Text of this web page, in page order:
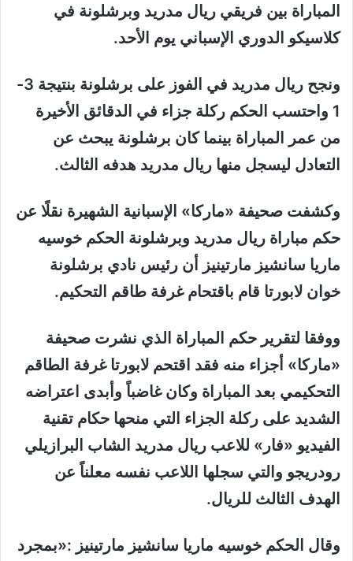
المباراة بين فريقي ريال مدريد وبرشلونة في
كلاسيكو الدوري الإسباني يوم الأحد.
ونجح ريال مدريد في الفوز على برشلونة بنتيجة 3-
1 واحتسب الحكم ركلة جزاء في الدقائق الأخيرة
من عمر المباراة بينما كان برشلونة يبحث عن
التعادل ليسجل منها ريال مدريد هدفه الثالث.
وكشفت صحيفة «ماركا» الإسبانية الشهيرة نقلًا عن
حكم مباراة ريال مدريد وبرشلونة الحكم خوسيه
ماريا سانشيز مارتينيز أن رئيس نادي برشلونة
خوان لابورتا قام باقتحام غرفة طاقم التحكيم.
ووفقا لتقرير حكم المباراة الذي نشرت صحيفة
«ماركا» أجزاء منه فقد اقتحم لابورتا غرفة الطاقم
التحكيمي بعد المباراة وكان غاضباً وأبدى اعتراضه
الشديد على ركلة الجزاء التي منحها حكام تقنية
الفيديو «فار» للاعب ريال مدريد الشاب البرازيلي
رودريجو والتي سجلها اللاعب نفسه معلناً عن
الهدف الثالث للريال.
وقال الحكم خوسيه ماريا سانشيز مارتينيز :«بمجرد